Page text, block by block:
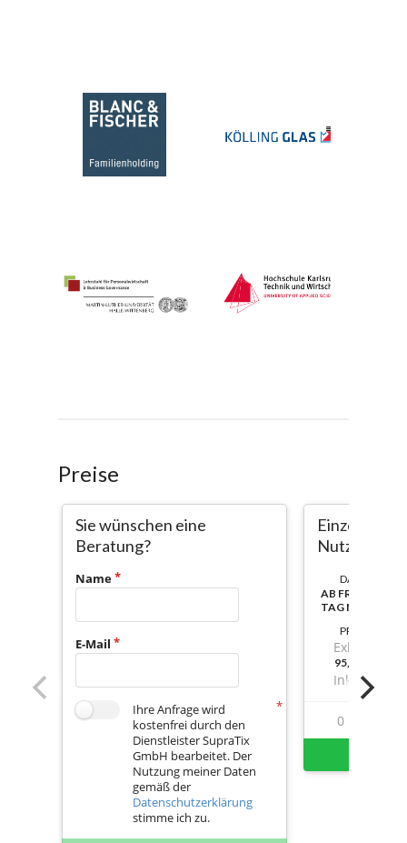
Preise
Sie wünschen eine
Beratung?
Name
E-Mail
Ihre Anfrage wird
kostenfrei durch den
Dienstleister SupraTix
GmbH bearbeitet. Der
Nutzung meiner Daten
gemäß der
Datenschutzerklärung
stimme ich zu.
Einzellizenz
Nutzer
DAUER:
AB
TAG NUTZBAR
PREIS
Exkl. Mwst.
Inkl. Mwst.
0